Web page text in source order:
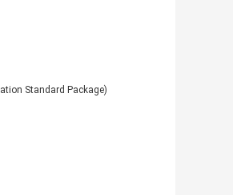
Standard Package)